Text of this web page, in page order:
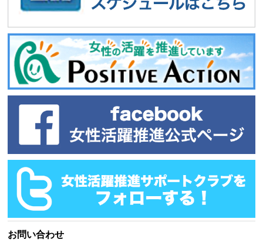
お問い合わせ